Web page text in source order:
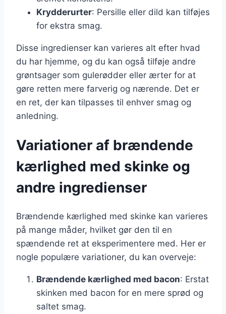
Krydderurter: Persille eller dild kan tilføjes
for ekstra smag.
Disse ingredienser kan varieres alt efter hvad
du har hjemme, og du kan også tilføje andre
grøntsager som gulerødder eller ærter for at
gøre retten mere farverig og nærende. Det er
en ret, der kan tilpasses til enhver smag og
anledning.
Variationer af brændende
kærlighed med skinke og
andre ingredienser
Brændende kærlighed med skinke kan varieres
på mange måder, hvilket gør den til en
spændende ret at eksperimentere med. Her er
nogle populære variationer, du kan overveje:
Brændende kærlighed med bacon: Erstat
skinken med bacon for en mere sprød og
saltet smag.